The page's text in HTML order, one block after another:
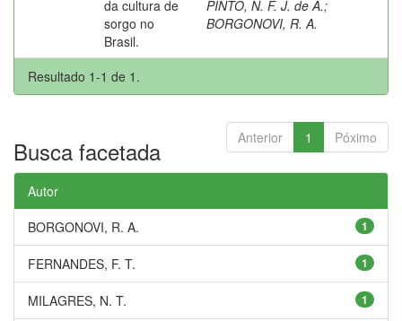
da cultura de
sorgo no
Brasil.
PINTO, N. F. J. de A.;
BORGONOVI, R. A.
Resultado 1-1 de 1.
Anterior 1 Póximo
Busca facetada
Autor
1
BORGONOVI, R. A.
1
FERNANDES, F. T.
1
MILAGRES, N. T.